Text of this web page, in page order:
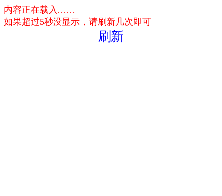
内容正在载入……
如果超过5秒没显示，请刷新几次即可
刷新